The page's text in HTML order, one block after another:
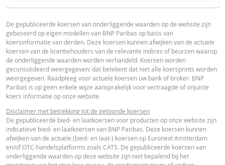
VERWACHTE KOERS VAN DE ONDERLIGGENDE WAARDE
AANTAL PRODUCTEN
PERIODE
ACTUELE BEREKENDE
PROSPECTUS
Nederlands (Nederland) PDF
FINAL TERMS
Nederlands (Nederland)
DEFINITIEVE VOORWAARDEN SAMENVATTING
PRODUCT PROJECTIONS
Some helper text for the product price projections, financial
advised
UNDERLYING PRICE PRICE PROJECTION
De gepubliceerde koersen van onderliggende waarden op de website zijn
gebaseerd op eigen modellen van BNP Paribas op basis van
koersinformatie van derden. Deze koersen kunnen afwijken van de actuele
koersen van de licentiehouders van de relevante indices of beurzen waarop
de onderliggende waarden worden verhandeld. Koersen worden
geconsolideerd weergegeven: dat betekent dat niet alle koersprints worden
weergegeven. Raadpleeg voor actuele koersen uw bank of broker. BNP
Paribas is op geen enkele wijze aansprakelijk voor vertraagde of onjuiste
koers informatie op onze website.
Disclaimer met betrekking tot de getoonde koersen
De gepubliceerde bied- en laatkoersen voor producten op onze website zijn
indicatieve bied- en laatkoersen van BNP Paribas. Deze koersen kunnen
afwijken van de actuele (bied- en laat-) koersen op Euronext Amsterdam
en/of OTC-handelsplatforms zoals CATS. De gepubliceerde koersen van
onderliggende waarden op deze website zijn niet bepalend bij het